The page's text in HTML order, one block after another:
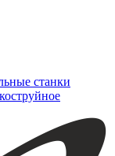
станки